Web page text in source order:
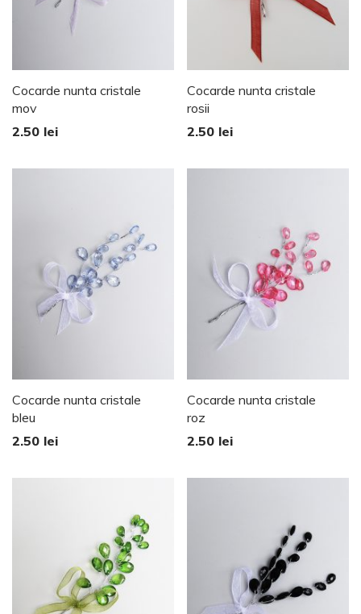
Cocarde nunta cristale
mov
2.50 lei
Cocarde nunta cristale
rosii
2.50 lei
Cocarde nunta cristale
bleu
2.50 lei
Cocarde nunta cristale
roz
2.50 lei